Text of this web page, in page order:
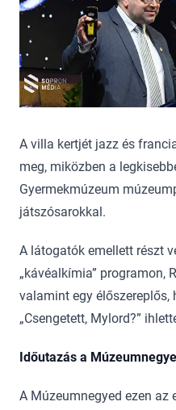
A villa kertjét jazz és
meg, miközben a
Gyermekmúzeum
játszósarokkal.
A látogatók emellett részt
„kávéalkímia” programon,
valamint egy élőszereplős,
„Csengetett, Mylord?”
Időutazás a
A Múzeumnegyed ezen az